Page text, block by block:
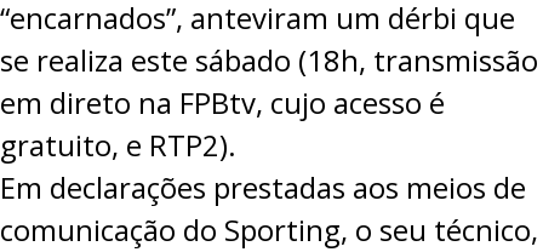
“encarnados”, anteviram um dérbi que
se realiza este sábado (18h, transmissão
em direto na FPBtv, cujo acesso é
gratuito, e RTP2).
Em declarações prestadas aos meios de
comunicação do Sporting, o seu técnico,